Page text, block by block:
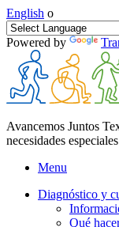
English o
Powered by
Avancemos Juntos
necesidades especiales
Menu
Diagnóstico y
Qué